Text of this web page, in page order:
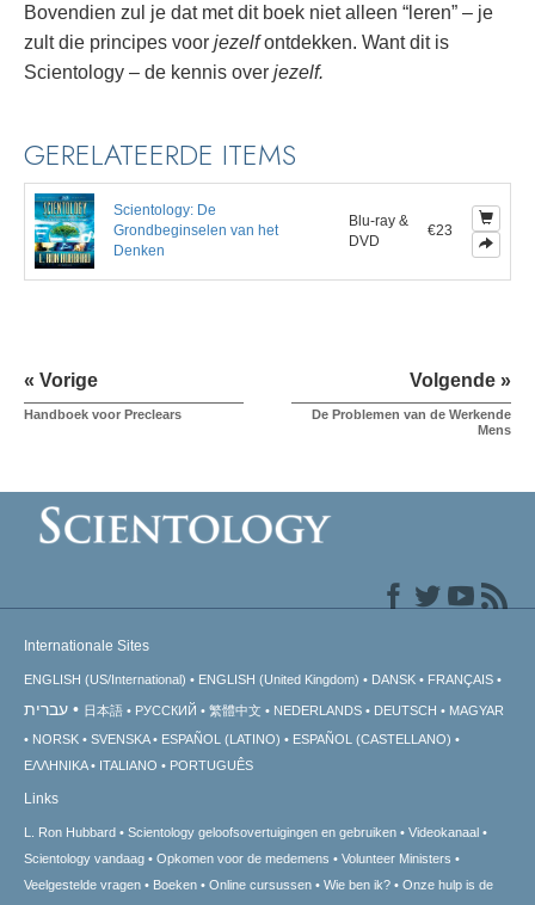
Bovendien zul je dat met dit boek niet alleen “leren” – je
zult die principes voor jezelfontdekken. Want dit is
Scientology – de kennis over jezelf.
GERELATEERDE ITEMS
Scientology: De
Grondbeginselen van het
Denken
Blu-ray &
DVD
€23
« Vorige
Handboek voor Preclears
Volgende »
De Problemen van de Werkende
Mens
Internationale Sites
ENGLISH (US/International) ENGLISH (United Kingdom) DANSK FRANÇAIS
עברית 日本語 РУССКИЙ 繁體中文 NEDERLANDS DEUTSCH
MAGYAR
NORSK
SVENSKA ESPAÑOL (LATINO)
ESPAÑOL (CASTELLANO)
ΕΛΛΗΝΙΚA
ITALIANO PORTUGUÊS
Links
L. Ron Hubbard Scientology geloofsovertuigingen en gebruiken
Videokanaal
Scientology vandaag
Opkomen voor de medemens
Volunteer Ministers
Veelgestelde vragen
Boeken Online cursussen Wie ben ik?
Onze hulp is de